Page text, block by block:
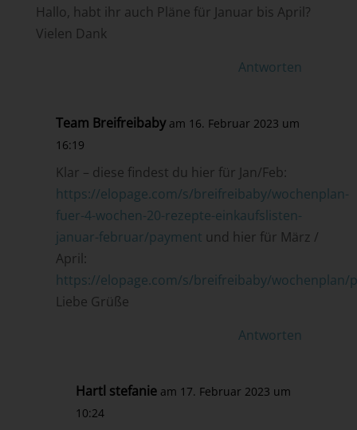
Hallo, habt ihr auch Pläne für Januar bis April?
Vielen Dank
Antworten
Team Breifreibaby am 16. Februar 2023 um
16:19
Klar – diese findest du hier für Jan/Feb:
https://elopage.com/s/breifreibaby/wochenplan-
fuer-4-wochen-20-rezepte-einkaufslisten-
januar-februar/payment und hier für März /
April:
https://elopage.com/s/breifreibaby/wochenplan/
Liebe Grüße
Antworten
Hartl stefanie am 17. Februar 2023 um
10:24